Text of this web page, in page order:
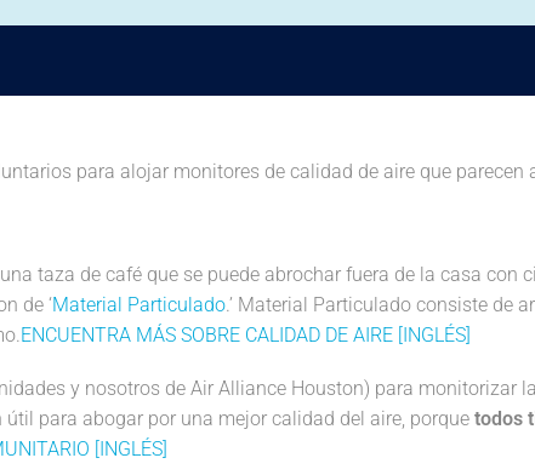
para alojar monitores de calidad de aire que parecen
taza de café que se puede abrochar fuera de la casa con
de ‘Material Particulado.’ Material Particulado consiste de
ENCUENTRA MÁS SOBRE CALIDAD DE AIRE [INGLÉS]
y nosotros de Air Alliance Houston) para monitorizar
para abogar por una mejor calidad del aire, porque todos
[INGLÉS]